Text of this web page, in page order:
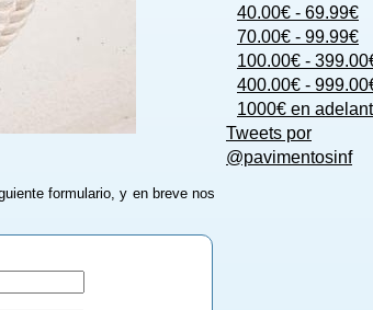
formulario, y en breve nos
40.00€ - 69.99€
70.00€ - 99.99€
100.00€ -
400.00€ -
1000€ en
Tweets por
@pavimentosinf